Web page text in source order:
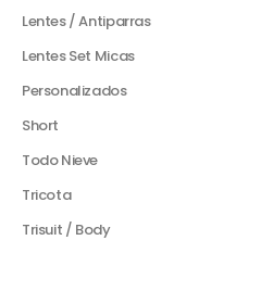
Lentes / Antiparras
Lentes Set Micas
Personalizados
Short
Todo Nieve
Tricota
Trisuit / Body